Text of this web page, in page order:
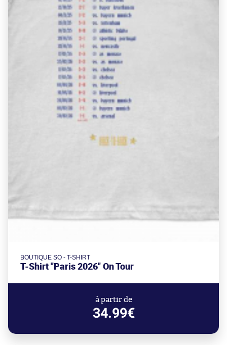
BOUTIQUE SO - T-SHIRT
T-Shirt "Paris 2026" On Tour
à partir de
34.99€